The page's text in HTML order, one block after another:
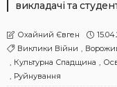
викладачі та
Охайний Євген
Виклики Війни
Культурна Спадщина
Руйнування